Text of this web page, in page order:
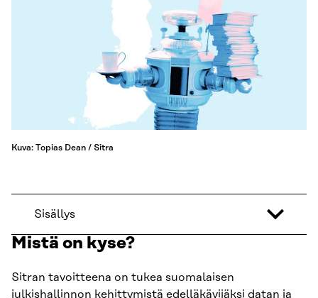
Kuva: Topias Dean / Sitra
Sisällys
Mistä on kyse?
Sitran tavoitteena on tukea suomalaisen
julkishallinnon kehittymistä edelläkävijäksi datan ja